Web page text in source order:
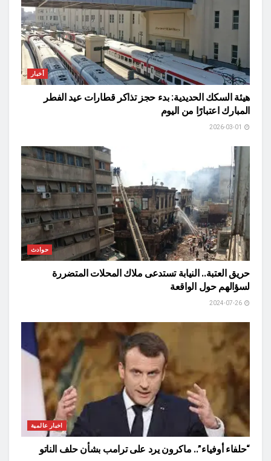
أخبار
هيئة السكك الحديدية: بدء حجز تذاكر قطارات عيد الفطر
المبارك اعتبارًا من اليوم
حوادث
حريق العتبة.. النيابة تستدعى ملاك المحلات المتضررة
لسؤالهم حول الواقعة
اخبار عالمية
“حلفاء أوفياء”.. ماكرون يرد على ترامب بشأن حلف الناتو